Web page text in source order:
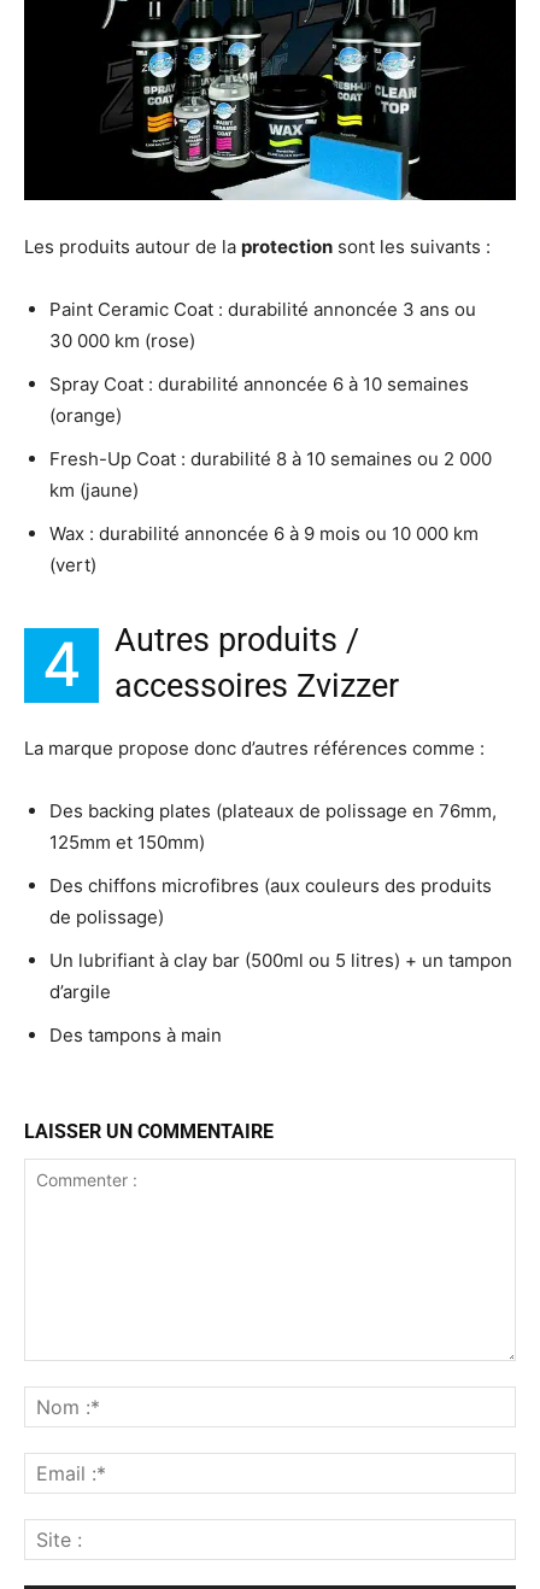
Les produits autour de la protection sont les suivants :
Paint Ceramic Coat : durabilité annoncée 3 ans ou
30 000 km (rose)
Spray Coat : durabilité annoncée 6 à 10 semaines
(orange)
Fresh-Up Coat : durabilité 8 à 10 semaines ou 2 000
km (jaune)
Wax : durabilité annoncée 6 à 9 mois ou 10 000 km
(vert)
4
Autres produits /
accessoires Zvizzer
La marque propose donc d’autres références comme :
Des backing plates (plateaux de polissage en 76mm,
125mm et 150mm)
Des chiffons microfibres (aux couleurs des produits
de polissage)
Un lubrifiant à clay bar (500ml ou 5 litres) + un tampon
d’argile
Des tampons à main
LAISSER UN COMMENTAIRE